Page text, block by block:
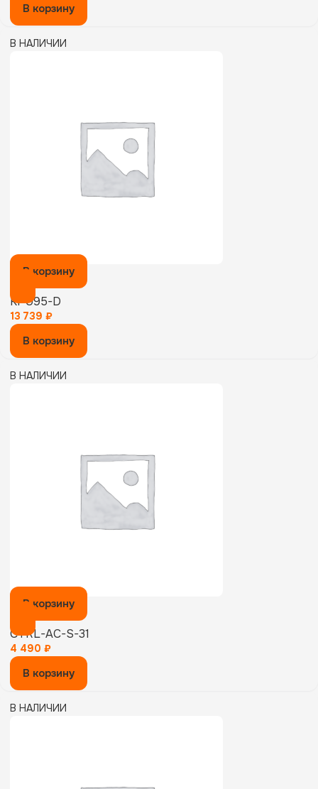
В корзину
В НАЛИЧИИ
В корзину
KPU95-D
13 739 ₽
В корзину
В НАЛИЧИИ
В корзину
CTRL-AC-S-31
4 490 ₽
В корзину
В НАЛИЧИИ